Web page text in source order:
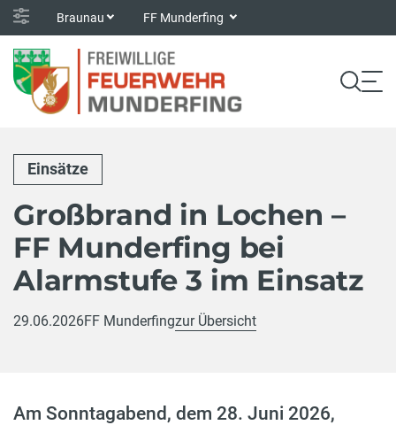
Braunau FF Munderfing
Einsätze
Großbrand in Lochen –
FF Munderfing bei
Alarmstufe 3 im Einsatz
29.06.2026FF Munderfingzur Übersicht
Am Sonntagabend, dem 28. Juni 2026,